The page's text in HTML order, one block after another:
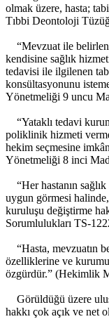
olmak üzere, hasta;
Tıbbi Deontoloji
“Mevzuat ile
kendisine sağlık
tedavisi ile ilgilenen
konsültasyonunu
Yönetmeliği 9 uncu
“Yataklı tedavi
poliklinik hizmeti
hekim seçmesine
Yönetmeliği 8 inci
“Her hastanın
uygun görmesi
kuruluşu değiştirme
Sorumlulukları TS-
“Hasta, mevzuatın
özelliklerine ve
özgürdür.” (Hekimlik
Görüldüğü üzere
hakkı çok açık ve net